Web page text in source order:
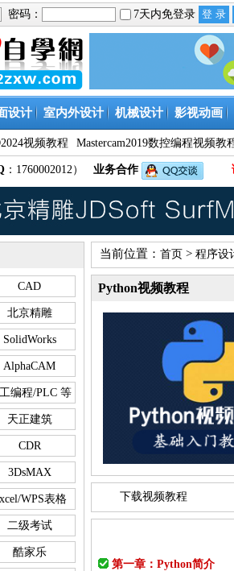
密码： 7天内免登录
设计 室内外设计 机械设计 影视动画
视频教程 Mastercam2019数控编程视频教
：1760002012） 业务合作
CAD
北京精雕
SolidWorks
AlphaCAM
编程/PLC 等
天正建筑
CDR
3DsMAX
WPS表格
二级考试
酷家乐
当前位置： 首页 > 程序设
Python视频教程
下载视频教程
第一章：Python简介